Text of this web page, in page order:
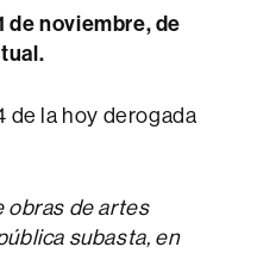
de noviembre, de
de la hoy derogada
obras de artes
subasta, en